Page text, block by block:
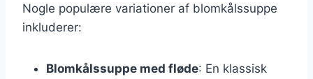
Nogle populære variationer af blomkålssuppe
inkluderer:
Blomkålssuppe med fløde: En klassisk